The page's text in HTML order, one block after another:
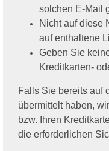
solchen E-Mail
Nicht auf diese
auf enthaltene
Geben Sie
Kreditkarten-
Falls Sie bereits auf
übermittelt haben,
bzw. Ihren
die erforderlichen